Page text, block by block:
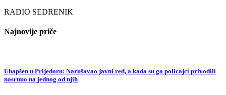
RADIO SEDRENIK
Najnovije priče
Uhapšen u Prijedoru: Narušavao javni red, a kada su ga policajci privodili
nasrnuo na jednog od njih